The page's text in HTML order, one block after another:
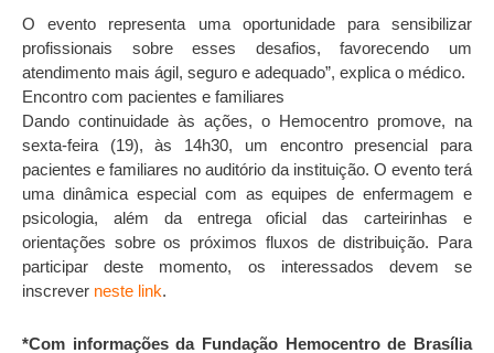
O evento representa uma oportunidade para sensibilizar
profissionais sobre esses desafios, favorecendo um
atendimento mais ágil, seguro e adequado”, explica o médico.
Encontro com pacientes e familiares
Dando continuidade às ações, o Hemocentro promove, na
sexta-feira (19), às 14h30, um encontro presencial para
pacientes e familiares no auditório da instituição. O evento terá
uma dinâmica especial com as equipes de enfermagem e
psicologia, além da entrega oficial das carteirinhas e
orientações sobre os próximos fluxos de distribuição. Para
participar deste momento, os interessados devem se
inscrever neste link.
*Com informações da Fundação Hemocentro de Brasília